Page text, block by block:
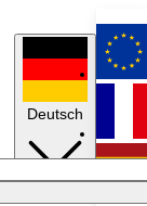
Deutsch